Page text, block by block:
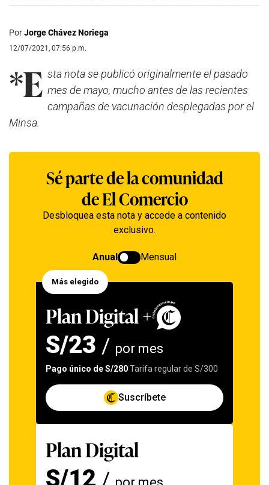
PorJorge Chávez Noriega
12/07/2021, 07:56 p.m.
*E sta nota se publicó originalmente el pasado
mes de mayo, mucho antes de las recientes
campañas de vacunación desplegadas por el
Minsa.